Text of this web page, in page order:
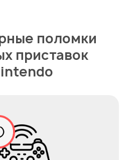
поломки
приставок